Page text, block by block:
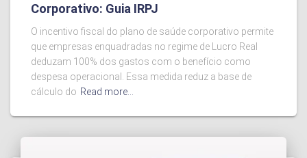
Corporativo: Guia IRPJ
O incentivo fiscal do plano de saúde corporativo permite
que empresas enquadradas no regime de Lucro Real
deduzam 100% dos gastos com o benefício como
despesa operacional. Essa medida reduz a base de
cálculo do Read more…